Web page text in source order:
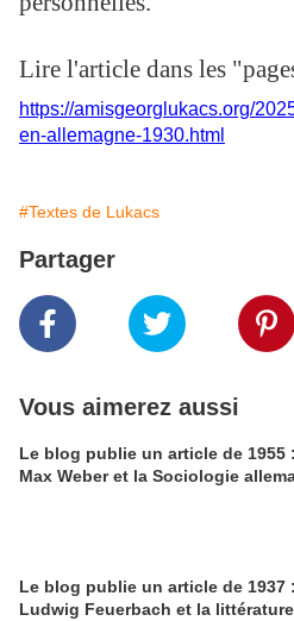
Lire l'article dans les
https://amisgeorglukacs.org/
en-allemagne-1930.html
#Textes de Lukacs
Partager
Vous aimerez aussi
Le blog publie un article de 1955 :
Max Weber et la Sociologie
Le blog publie un article de 1937 :
Ludwig Feuerbach et la littérature